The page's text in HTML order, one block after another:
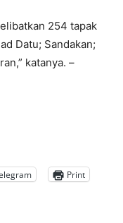
254 tapak
Datu; Sandakan;
katanya. –
Print